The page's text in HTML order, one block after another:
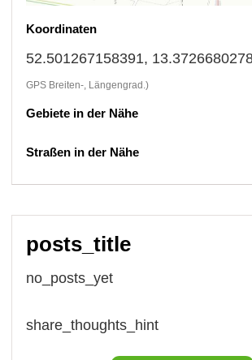
Koordinaten
52.501267158391,
GPS Breiten-, Längengrad.)
Gebiete in der Nähe
Straßen in der Nähe
posts_title
no_posts_yet
share_thoughts_hint